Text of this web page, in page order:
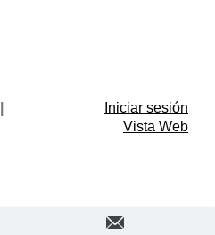
Iniciar sesión
Vista Web